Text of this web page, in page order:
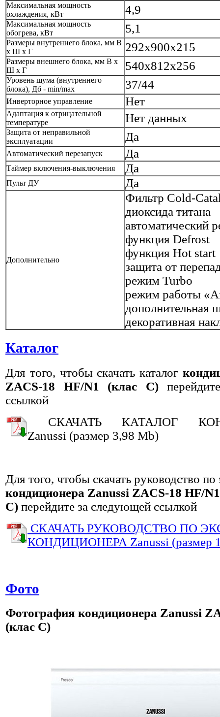
Максимальная мощность
охлаждения, кВт
4,9
Максимальная мощность
обогрева, кВт
5,1
Размеры внутреннего блока, мм В
х Ш х Г
292x900x215
Размеры внешнего блока, мм В х
Ш х Г
540x812x256
Уровень шума (внутреннего
блока), Дб - min/max
37/44
Инверторное управление Нет
Адаптация к отрицательной
температуре
Нет данных
Защита от неправильной
эксплуатации
Да
Автоматический перезапуск Да
Таймер включения-выключения Да
Пульт ДУ Да
Дополнительно
Фильтр Cold-
диоксида титана
автоматический
функция Defrost
функция Hot start
защита от
режим Turbo
режим работы
дополнительная
декоративная
Каталог
Для того, чтобы скачать каталог
ZACS-18 HF/N1 (клас С)
ссылкой
СКАЧАТЬ КАТАЛОГ
Zanussi (размер 3,98 Mb)
Для того, чтобы скачать руководство по
кондиционера Zanussi ZACS-18 HF/
С) перейдите за следующей ссылкой
СКАЧАТЬ РУКОВОДСТВО ПО
КОНДИЦИОНЕРА Zanussi (размер
Фото
Фотография кондиционера Zanussi
(клас С)